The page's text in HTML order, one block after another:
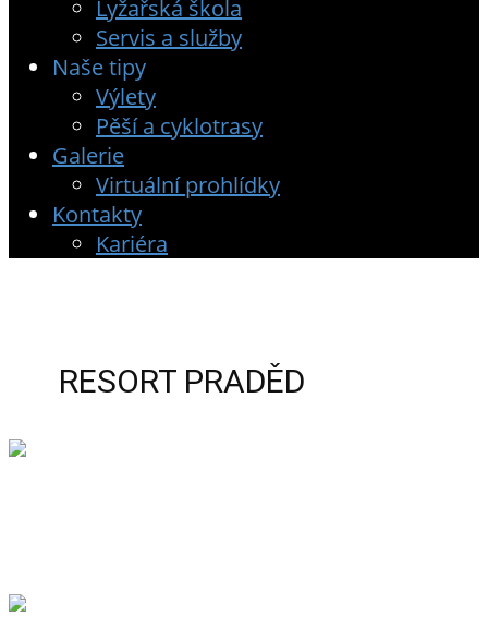
Lyžařská škola
Servis a služby
Naše tipy
Výlety
Pěší a cyklotrasy
Galerie
Virtuální prohlídky
Kontakty
Kariéra
RESORT PRADĚD